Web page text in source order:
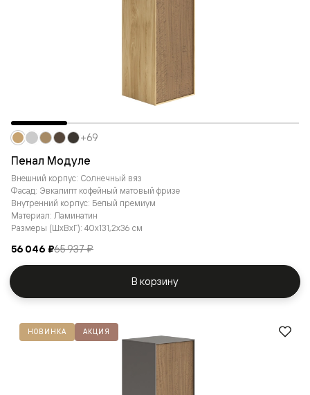
Пенал Модуле
Внешний корпус: Солнечный вяз
Фасад: Эвкалипт кофейный матовый фризе
Внутренний корпус: Белый премиум
Материал: Ламинатин
Размеры (ШxВxГ): 40x131,2x36 см
56 046 ₽65 937 ₽
+69
В корзину
НОВИНКА АКЦИЯ